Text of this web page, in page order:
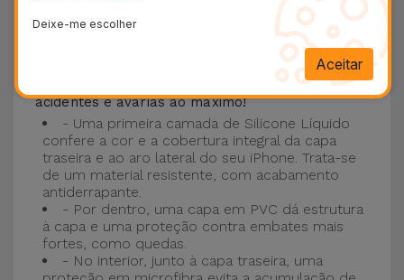
As nossasCapas Silicone iPhone contam com
uma construção robusta e de qualidade, com
, para evitar
acidentes e avarias ao máximo!
- Uma primeira camada de Silicone Líquido
confere a cor e a cobertura integral da capa
traseira e ao aro lateral do seu iPhone. Trata-se
de um material resistente, com acabamento
antiderrapante.
- Por dentro, uma capa em PVC dá estrutura
à capa e uma proteção contra embates mais
fortes, como quedas.
- No interior, junto à capa traseira, uma
Deixe-me escolher
Aceitar